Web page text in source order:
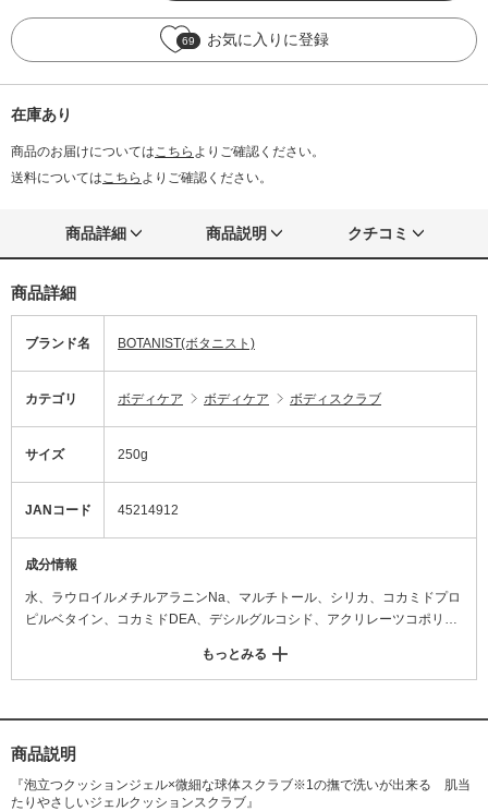
69 お気に入りに登録
在庫あり
商品のお届けについては こちら よりご確認ください。
送料については こちら よりご確認ください。
商品詳細 商品説明 クチコミ
商品詳細
ブランド名 BOTANIST(ボタニスト)
カテゴリ ボディケア ボディケア ボディスクラブ
サイズ 250g
JANコード 45214912
成分情報
水、ラウロイルメチルアラニンNa、マルチトール、シリカ、コカミドプロ
ピルベタイン、コカミドDEA、デシルグルコシド、アクリレーツコポリマ
ルス培養エキス、ヒアルロン酸Na、加水分解ヒアルロン酸Na、アセチル
ヒアルロン酸Na、ヒアルロン酸クロスポリマー-2-Na、セラミドNG、シラ
ンズ果実エキス、イソマルト、グリセリン、DPG、レシチン、PPG-4セテ
リコール、エチルヘキシルグリセリン、EDTA-2Na、塩化Na、フェノキシ
もっとみる
商品説明
『泡立つクッションジェル×微細な球体スクラブ※1の撫で洗いが出来る 肌当
たりやさしいジェルクッションスクラブ』